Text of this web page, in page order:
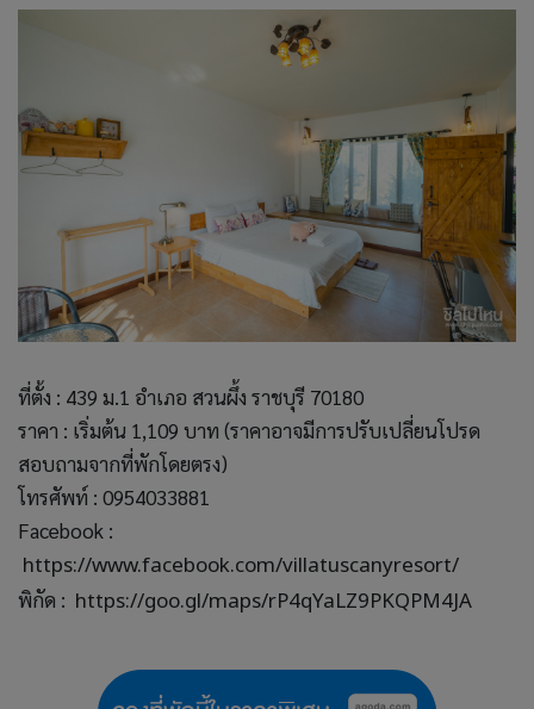
ที่ตั้ง : 439 ม.1 อำเภอ สวนผึ้ง ราชบุรี 70180
ราคา : เริ่มต้น 1,109 บาท (ราคาอาจมีการปรับเปลี่ยนโปรด
สอบถามจากที่พักโดยตรง)
โทรศัพท์ : 0954033881
Facebook :
https://www.facebook.com/villatuscanyresort/
พิกัด : https://goo.gl/maps/rP4qYaLZ9PKQPM4JA